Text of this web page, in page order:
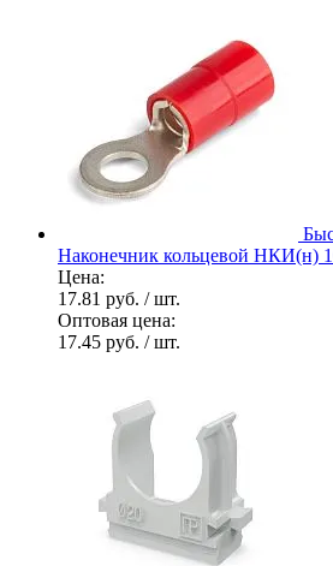
Наконечник кольцевой НКИ(н)
Цена:
17.81 руб. / шт.
Оптовая цена:
17.45 руб. / шт.